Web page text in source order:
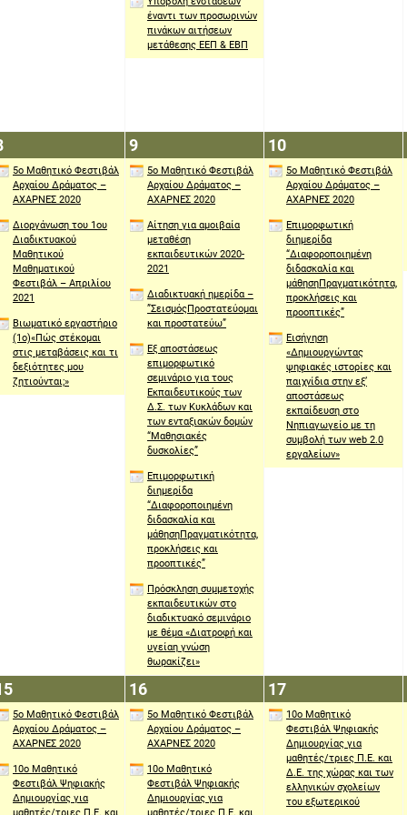
έναντι των προσωρινών
πινάκων αιτήσεων
μετάθεσης ΕΕΠ & ΕΒΠ
8
Απριλίου
2021
5ο Μαθητικό Φεστιβάλ
Αρχαίου Δράματος –
ΑΧΑΡΝΕΣ 2020
Διοργάνωση του 1ου
Διαδικτυακού
Μαθητικού
Μαθηματικού
Φεστιβάλ – Απριλίου
2021
Βιωματικό εργαστήριο
(1ο)«Πώς στέκομαι
στις μεταβάσεις και τι
δεξιότητες μου
ζητιούνται;»
99
Απριλίου
2021
5ο Μαθητικό Φεστιβάλ
Αρχαίου Δράματος –
ΑΧΑΡΝΕΣ 2020
Αίτηση για αμοιβαία
μεταθέση
εκπαιδευτικών 2020-
2021
Διαδικτυακή ημερίδα –
”ΣεισμόςΠροστατεύομαι
και προστατεύω”
Εξ αποστάσεως
επιμορφωτικό
σεμινάριο για τους
Εκπαιδευτικούς των
Δ.Σ. των Κυκλάδων και
των ενταξιακών δομών
“Μαθησιακές
δυσκολίες”
Επιμορφωτική
διημερίδα
“Διαφοροποιημένη
διδασκαλία και
μάθησηΠραγματικότητα,
προκλήσεις και
προοπτικές”
Πρόσκληση συμμετοχής
εκπαιδευτικών στο
διαδικτυακό σεμινάριο
με θέμα «Διατροφή και
υγείαη γνώση
θωρακίζει»
1010
Απριλίου
2021
5ο Μαθητικό Φεστιβάλ
Αρχαίου Δράματος –
ΑΧΑΡΝΕΣ 2020
Επιμορφωτική
διημερίδα
“Διαφοροποιημένη
διδασκαλία και
μάθησηΠραγματικότητα,
προκλήσεις και
προοπτικές”
Εισήγηση
«Δημιουργώντας
ψηφιακές ιστορίες και
παιχνίδια στην εξ’
αποστάσεως
εκπαίδευση στο
Νηπιαγωγείο με τη
συμβολή των web 2.0
εργαλείων»
15
Απριλίου
2021
5ο Μαθητικό Φεστιβάλ
Αρχαίου Δράματος –
ΑΧΑΡΝΕΣ 2020
10ο Μαθητικό
Φεστιβάλ Ψηφιακής
Δημιουργίας για
1616
Απριλίου
2021
5ο Μαθητικό Φεστιβάλ
Αρχαίου Δράματος –
ΑΧΑΡΝΕΣ 2020
10ο Μαθητικό
Φεστιβάλ Ψηφιακής
Δημιουργίας για
1717
Απριλίου
2021
10ο Μαθητικό
Φεστιβάλ Ψηφιακής
Δημιουργίας για
μαθητές/τριες Π.Ε. και
Δ.Ε. της χώρας και των
ελληνικών σχολείων
του εξωτερικού